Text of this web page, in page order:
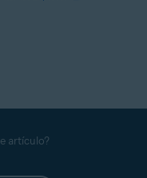
artículo?